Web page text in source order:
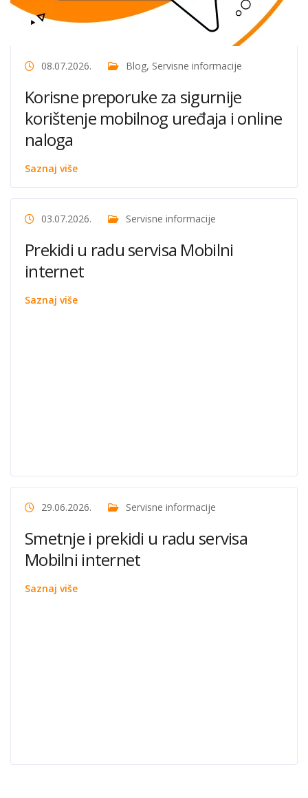
08.07.2026. Blog, Servisne informacije
Korisne preporuke za sigurnije
korištenje mobilnog uređaja i online
naloga
Saznaj više
03.07.2026. Servisne informacije
Prekidi u radu servisa Mobilni
internet
Saznaj više
29.06.2026. Servisne informacije
Smetnje i prekidi u radu servisa
Mobilni internet
Saznaj više